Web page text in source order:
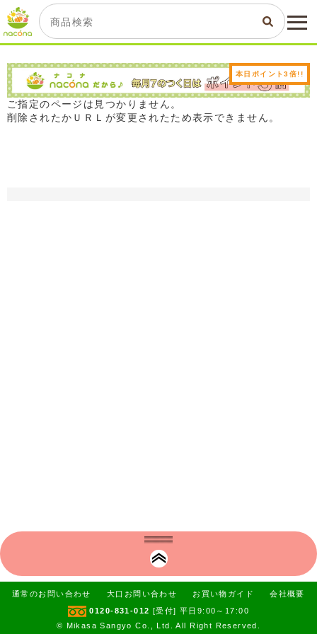
本日ポイント3倍!!
ご指定のページは見つかりません。
削除されたかＵＲＬが変更されたため表示できません。
通常のお問い合わせ 大口お問い合わせ お買い物ガイド
会社概要
0120-831-012 [受付] 平日9:00～17:00
© Mikasa Sangyo Co., Ltd. All Right Reserved.